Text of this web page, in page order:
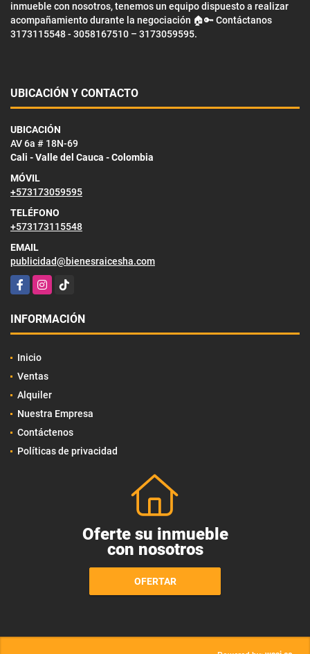
inmueble con nosotros, tenemos un equipo dispuesto a realizar
acompañamiento durante la negociación 🏠🔑 Contáctanos
3173115548 - 3058167510 – 3173059595.
UBICACIÓN Y CONTACTO
UBICACIÓN
AV 6a # 18N-69
Cali - Valle del Cauca - Colombia
MÓVIL
+573173059595
TELÉFONO
+573173115548
EMAIL
publicidad@bienesraicesha.com
FacebookInstagram
TikTok
INFORMACIÓN
Inicio
Ventas
Alquiler
Nuestra Empresa
Contáctenos
Políticas de privacidad
Oferte su inmueble
con nosotros
OFERTAR